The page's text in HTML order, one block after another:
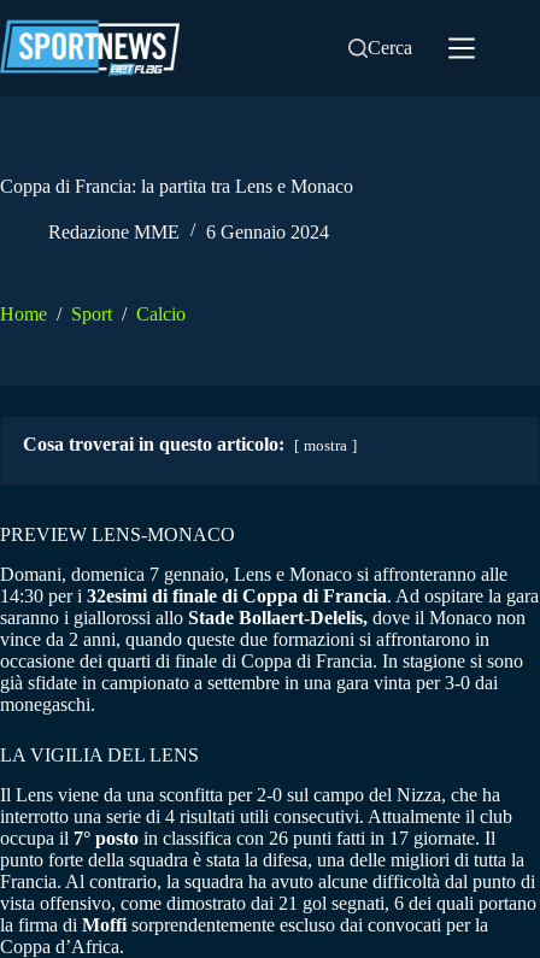
al
contenuto
Cerca
Coppa di Francia: la partita tra Lens e Monaco
Redazione MME 6 Gennaio 2024
Home / Sport / Calcio
Cosa troverai in questo articolo: mostra
PREVIEW LENS-MONACO
Domani, domenica 7 gennaio, Lens e Monaco si affronteranno alle
14:30 per i 32esimi di finale di Coppa di Francia. Ad ospitare la gara
saranno i giallorossi allo Stade Bollaert-Delelis, dove il Monaco non
vince da 2 anni, quando queste due formazioni si affrontarono in
occasione dei quarti di finale di Coppa di Francia. In stagione si sono
già sfidate in campionato a settembre in una gara vinta per 3-0 dai
monegaschi.
LA VIGILIA DEL LENS
Il Lens viene da una sconfitta per 2-0 sul campo del Nizza, che ha
interrotto una serie di 4 risultati utili consecutivi. Attualmente il club
occupa il 7° posto in classifica con 26 punti fatti in 17 giornate. Il
punto forte della squadra è stata la difesa, una delle migliori di tutta la
Francia. Al contrario, la squadra ha avuto alcune difficoltà dal punto di
vista offensivo, come dimostrato dai 21 gol segnati, 6 dei quali portano
la firma di Moffi sorprendentemente escluso dai convocati per la
Coppa d’Africa.